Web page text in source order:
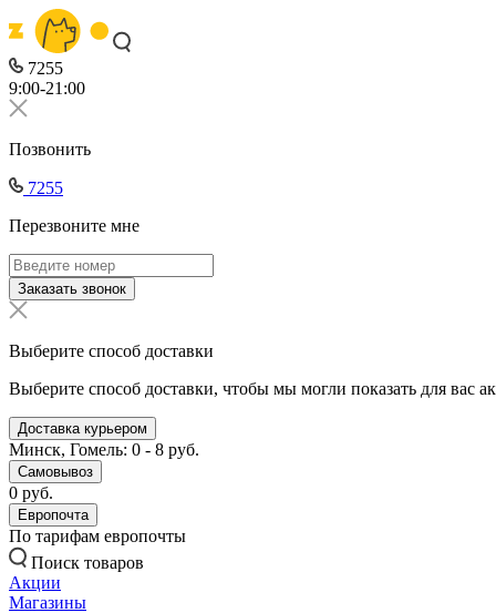
7255
9:00-21:00
Позвонить
7255
Перезвоните мне
Заказать звонок
Выберите способ доставки
Выберите способ доставки, чтобы мы могли показать для вас
Доставка курьером
Минск, Гомель: 0 - 8 руб.
Самовывоз
0 руб.
Европочта
По тарифам европочты
Поиск товаров
Акции
Магазины